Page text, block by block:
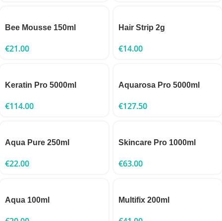
Bee Mousse 150ml
€21.00
Hair Strip 2g
€14.00
Keratin Pro 5000ml
€114.00
Aquarosa Pro 5000ml
€127.50
Aqua Pure 250ml
€22.00
Skincare Pro 1000ml
€63.00
Aqua 100ml Multifix 200ml